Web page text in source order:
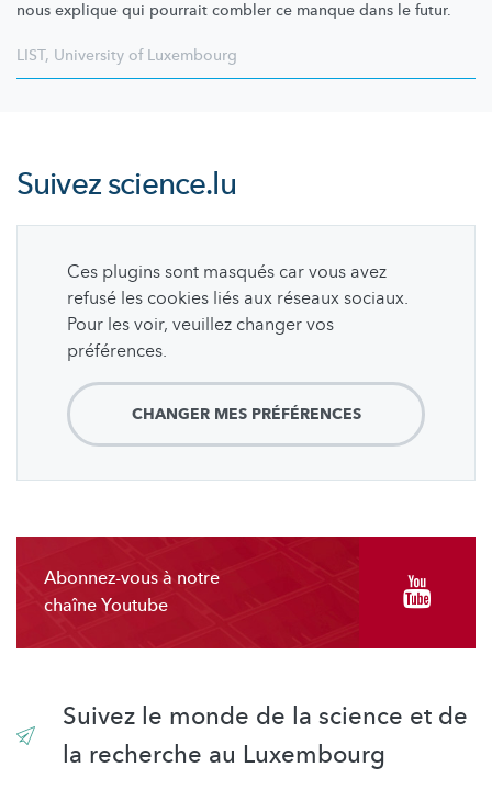
nous explique qui pourrait combler ce manque dans le futur.
LIST, University of Luxembourg
Suivezscience.lu
Ces plugins sont masqués car vous avez
refusé les cookies liés aux réseaux sociaux.
Pour les voir, veuillez changer vos
préférences.
CHANGER MES PRÉFÉRENCES
Abonnez-vous à notre
chaîne Youtube
Suivez le monde de la science et de
la recherche au Luxembourg